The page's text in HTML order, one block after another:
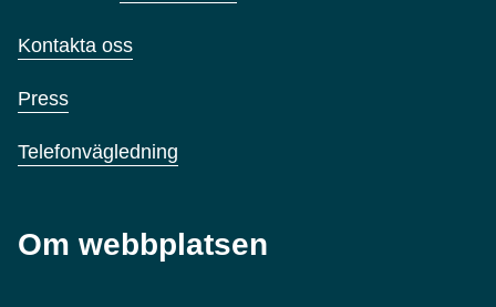
Kontakta oss
Press
Telefonvägledning
Om webbplatsen